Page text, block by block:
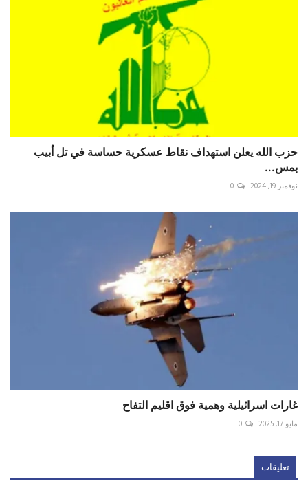
‏حزب الله يعلن استهداف نقاط عسكرية حساسة في تل أبيب
بمس...
نوفمبر 19, 2024 0
غارات اسرائيلية وهمية فوق اقليم التفاح
مايو 17, 2025 0
تعليقات